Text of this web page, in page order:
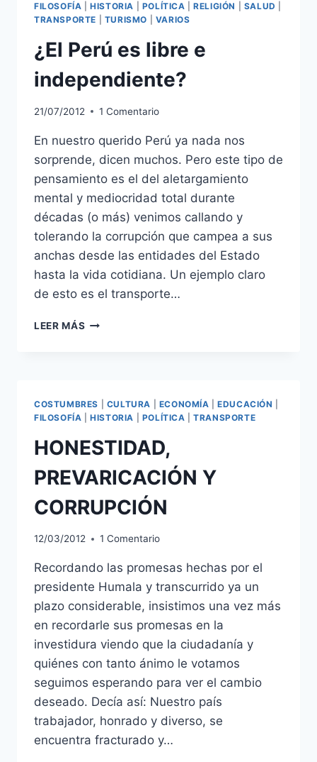
FILOSOFÍA |HISTORIA POLÍTICA |RELIGIÓN SALUD
TRANSPORTE
TURISMO VARIOS
¿El Perú es libre e
independiente?
21/07/2012 1 Comentario
En nuestro querido Perú ya nada nos
sorprende, dicen muchos. Pero este tipo de
pensamiento es el del aletargamiento
mental y mediocridad total durante
décadas (o más) venimos callando y
tolerando la corrupción que campea a sus
anchas desde las entidades del Estado
hasta la vida cotidiana. Un ejemplo claro
de esto es el transporte…
LEER MÁS ¿EL
INDEPENDIENTE?
COSTUMBRES CULTURA ECONOMÍA |EDUCACIÓN
FILOSOFÍA |HISTORIA POLÍTICA |TRANSPORTE
HONESTIDAD,
PREVARICACIÓN Y
CORRUPCIÓN
12/03/2012 1 Comentario
Recordando las promesas hechas por el
presidente Humala y transcurrido ya un
plazo considerable, insistimos una vez más
en recordarle sus promesas en la
investidura viendo que la ciudadanía y
quiénes con tanto ánimo le votamos
seguimos esperando para ver el cambio
deseado. Decía así: Nuestro país
trabajador, honrado y diverso, se
encuentra fracturado y…